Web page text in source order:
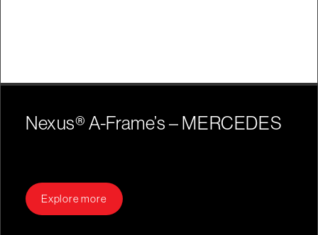
Nexus® A-Frame’s – MERCEDES
Explore more